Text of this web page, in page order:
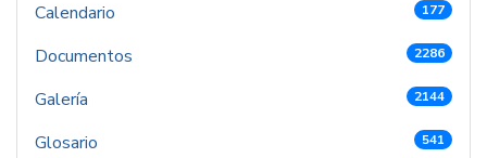
Calendario
177
Documentos 2286
Galería 2144
Glosario 541